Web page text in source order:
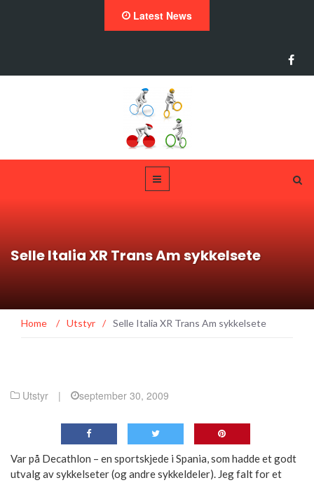
Latest News
Selle Italia XR Trans Am sykkelsete
Home / Utstyr / Selle Italia XR Trans Am sykkelsete
Utstyr | september 30, 2009
Var på Decathlon – en sportskjede i Spania, som hadde et godt
utvalg av sykkelseter (og andre sykkeldeler). Jeg falt for et